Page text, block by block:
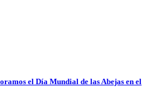
el Día Mundial de las Abejas en el